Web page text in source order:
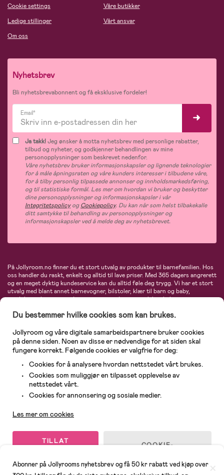
Cookie settings
Ledige stillinger
Om oss
Våre butikker
Vårt ansvar
Nyhetsbrev
Bli nyhetsbrevabonnent og få eksklusive fordeler!
Email*
Ja takk!Jeg ønsker å motta nyhetsbrev med personlige rabatter,
tilbud og nyheter, og godkjenner behandlingen av mine
personopplysninger som beskrevet nedenfor.
Våre nyhetsbrev bruker informasjonskapsler og lignende teknologier
for å måle åpningsraten og våre kunders interesser i tilbudene våre,
for å tilby personlig tilpassede annonser og innholdsmarkedsføring,
og til statistiske formål. Les mer om hvordan vi bruker og beskytter
dine personopplysninger og informasjonskapsler i vår
IntegritetspolicyogCookiepolicy. Du kan når som helst tilbakekalle
ditt samtykke til behandling av personopplysninger og
informasjonskapsler ved å melde deg av nyhetsbrevet.
På Jollyroom.no finner du et stort utvalg av produkter til barnefamilien. Hos
oss handler du raskt, enkelt og alltid til lave priser. Med 365 dagers angrerett
og en meget dyktig kundeservice kan du alltid føle deg trygg. Vi har et stort
utvalg med blant annet barnevogner, bilstoler, klær til barn og baby,
produkter til mor, mengder av inspirerende interiør, leker, babyustyr og mye
Maxi-Cosi, Baby Jogger, BabyBjörn, Didriksons, KidKraft, Ergobaby, Philips
største nettbutikk for barn og baby!
Abonner på Jollyrooms nyhetsbrev og få 50 kr rabatt ved kjøp over
Du bestemmer hvilke cookies som kan brukes.
Jollyroom og våre digitale samarbeidspartnere bruker cookies
på denne siden. Noen av disse er nødvendige for at siden skal
fungere korrekt. Følgende cookies er valgfrie for deg:
Cookies for å analysere hvordan nettstedet vårt brukes.
Cookies som muliggjør en tilpasset opplevelse av
nettstedet vårt.
Cookies for annonsering og sosiale medier.
Les mer om cookies
TILLAT
COOKIE-